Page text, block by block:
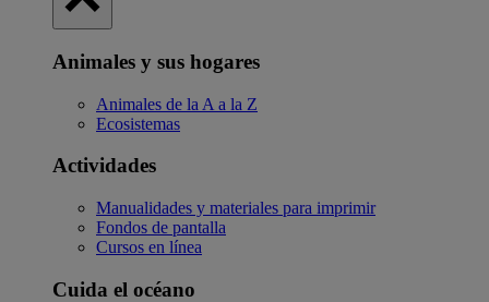
Animales y sus hogares
Animales de la A a la Z
Ecosistemas
Actividades
Manualidades y materiales para imprimir
Fondos de pantalla
Cursos en línea
Cuida el océano